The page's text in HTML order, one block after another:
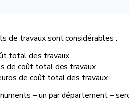
de travaux sont considérables :
total des travaux
de coût total des travaux
de coût total des travaux.
– un par département –